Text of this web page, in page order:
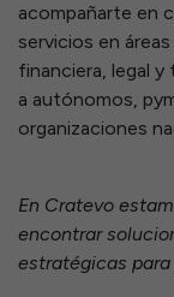
acompañarte en
servicios en
financiera, legal
a autónomos,
organizaciones
En Cratevo
encontrar
estratégicas para